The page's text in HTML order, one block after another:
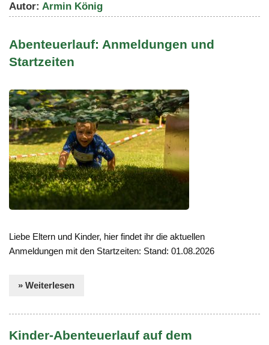
Autor:Armin König
Abenteuerlauf: Anmeldungen und
Startzeiten
Liebe Eltern und Kinder, hier findet ihr die aktuellen
Anmeldungen mit den Startzeiten: Stand: 01.08.2026
» Weiterlesen
Kinder-Abenteuerlauf auf dem